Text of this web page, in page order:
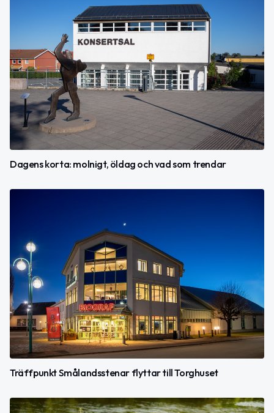
Dagens korta: molnigt, öldag och vad som trendar
Träffpunkt Smålandsstenar flyttar till Torghuset